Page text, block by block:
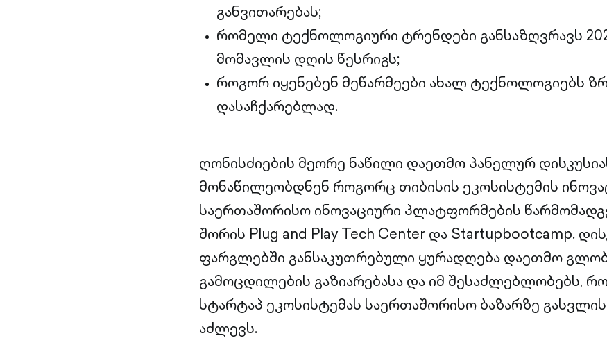
განვითარებას;
რომელი ტექნოლოგიური ტრენდები განსაზღვრავს
მომავლის დღის წესრიგს;
როგორ იყენებენ მეწარმეები ახალ ტექნოლოგიებს
დასაჩქარებლად.
ღონისძიების მეორე ნაწილი დაეთმო პანელურ
მონაწილეობდნენ როგორც თიბისის ეკოსისტემის
საერთაშორისო ინოვაციური პლატფორმების
შორის Plug and Play Tech Center და Startupbootcamp.
ფარგლებში განსაკუთრებული ყურადღება დაეთმო
გამოცდილების გაზიარებასა და იმ შესაძლებლობებს,
სტარტაპ ეკოსისტემას საერთაშორისო ბაზარზე
აძლევს.